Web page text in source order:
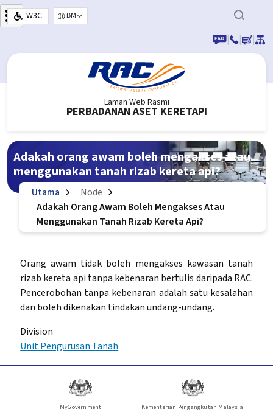
Langkau ke kandungan utama
W3C
Select your language
|
| |
Laman Web Rasmi
PERBADANAN ASET KERETAPI
Adakah orang awam boleh mengakses atau
menggunakan tanah rizab kereta api?
Utama
Node
Adakah Orang Awam Boleh Mengakses Atau
Menggunakan Tanah Rizab Kereta Api?
Orang awam tidak boleh mengakses kawasan tanah
rizab kereta api tanpa kebenaran bertulis daripada RAC.
Pencerobohan tanpa kebenaran adalah satu kesalahan
dan boleh dikenakan tindakan undang-undang.
Division
Unit Pengurusan Tanah
MyGovernment Kementerian Pengangkutan Malaysia